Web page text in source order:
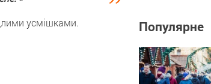
усмішками.
Популярне